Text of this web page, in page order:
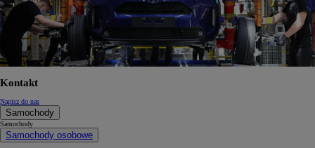
Kontakt
Napisz do nas
Samochody
Samochody
Samochody osobowe